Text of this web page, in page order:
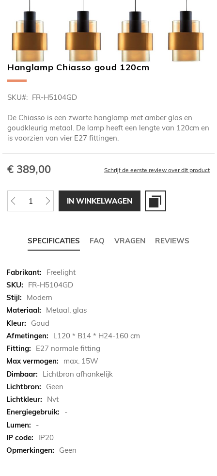
Ga
naar
begin
de
afbeeldingen-
gallerij
Hanglamp Chiasso goud 120cm
SKU FR-H5104GD
De Chiasso is een zwarte hanglamp met amber glas en
goudkleurig metaal. De lamp heeft een lengte van 120cm en
is voorzien van vier E27 fittingen.
€ 389,00 Schrijf de eerste review over dit product
IN WINKELWAGEN
SPECIFICATIES FAQ VRAGEN REVIEWS
Meer
informatie
Freelight
FR-H5104GD
Modern
Metaal, glas
Goud
L120 * B14 * H24-160 cm
E27 normale fitting
max. 15W
Lichtbron afhankelijk
Geen
Nvt
-
-
IP20
Geen